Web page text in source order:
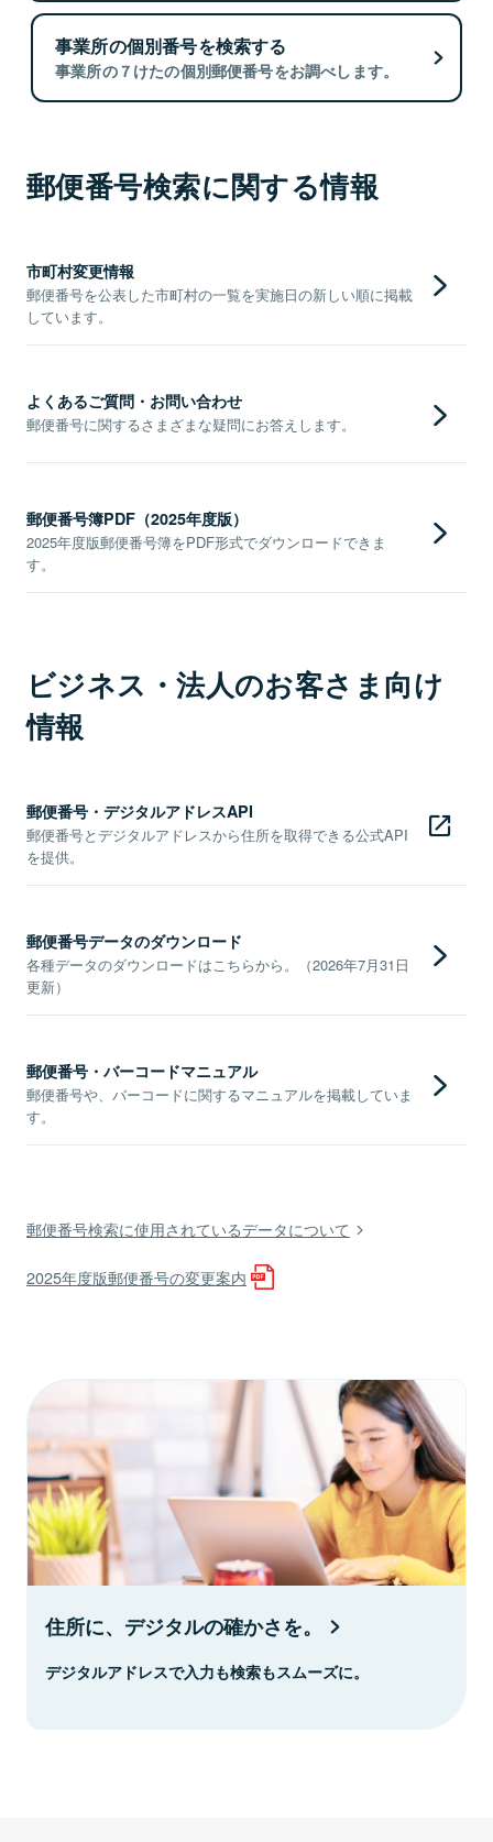
事業所の個別番号を検索する
事業所の７けたの個別郵便番号をお調べします。
郵便番号検索に関する情報
市町村変更情報
郵便番号を公表した市町村の一覧を実施日の新しい順に掲載
しています。
よくあるご質問・お問い合わせ
郵便番号に関するさまざまな疑問にお答えします。
郵便番号簿PDF（2025年度版）
2025年度版郵便番号簿をPDF形式でダウンロードできま
す。
ビジネス・法人のお客さま向け
情報
郵便番号・デジタルアドレスAPI
郵便番号とデジタルアドレスから住所を取得できる公式API
を提供。
郵便番号データのダウンロード
各種データのダウンロードはこちらから。（2026年7月31日
更新）
郵便番号・バーコードマニュアル
郵便番号や、バーコードに関するマニュアルを掲載していま
す。
郵便番号検索に使用されているデータについて
2025年度版郵便番号の変更案内
住所に、デジタルの確かさを。
デジタルアドレスで入力も検索もスムーズに。